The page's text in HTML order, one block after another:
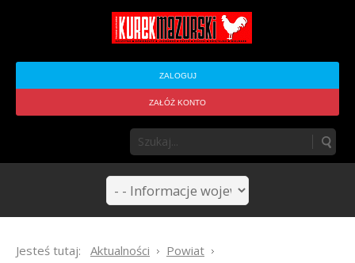
ZALOGUJ
ZAŁÓŻ KONTO
Jesteś tutaj: Aktualności
Powiat